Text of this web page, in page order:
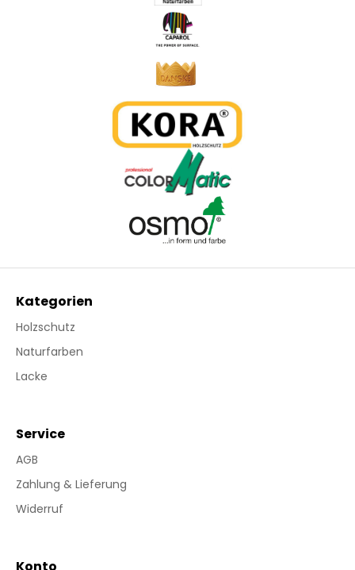
Kategorien
Holzschutz
Naturfarben
Lacke
Service
AGB
Zahlung & Lieferung
Widerruf
Konto